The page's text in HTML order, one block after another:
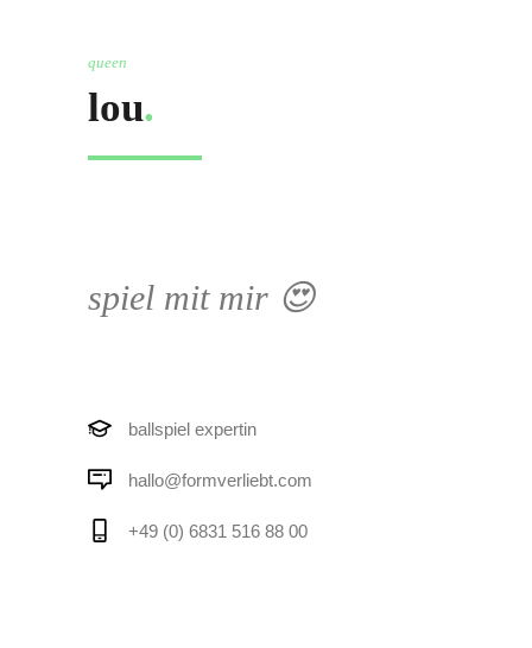
queen
lou.
spiel mit mir 😍
ballspiel expertin
hallo@formverliebt.com
+49 (0) 6831 516 88 00